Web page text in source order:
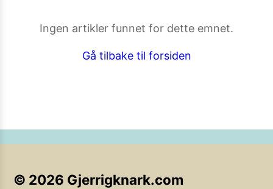
Vil du være med i tipsekonkurransen kan du oppgi
Ingen artikler funnet for dette emnet.
Gå tilbake til forsiden
© 2026 Gjerrigknark.com